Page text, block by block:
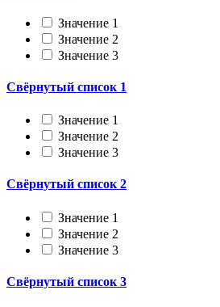
Значение 1
Значение 2
Значение 3
Свёрнутый список 1
Значение 1
Значение 2
Значение 3
Свёрнутый список 2
Значение 1
Значение 2
Значение 3
Свёрнутый список 3